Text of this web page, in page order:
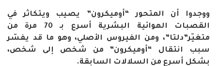
ووجدوا أن المتحور “أوميكرون” يصيب ويتكاثر في
القصبات الهوائية البشرية أسرع بـ 70 مرة من
متغيّر”دلتا”، ومن الفيروس الأصلي، وهو ما قد يفسّر
سبب انتقال “أوميكرون” من شخص إلى شخص،
بشكل أسرع من السلالات السابقة.